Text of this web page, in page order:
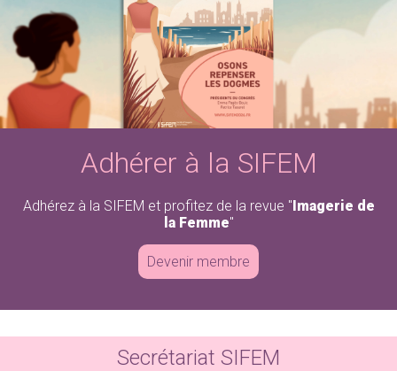
Adhérez à la SIFEM
Revue « Imagerie de la Femme »
Adhérer à la SIFEM
Adhérez à la SIFEM et profitez de la revue "Imagerie de
la Femme"
Devenir membre
Secrétariat SIFEM